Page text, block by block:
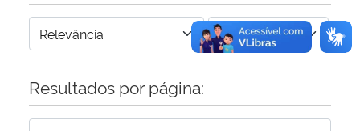
Resultados por página: